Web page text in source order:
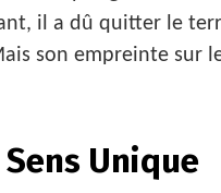
il a dû quitter le
son empreinte sur
Unique